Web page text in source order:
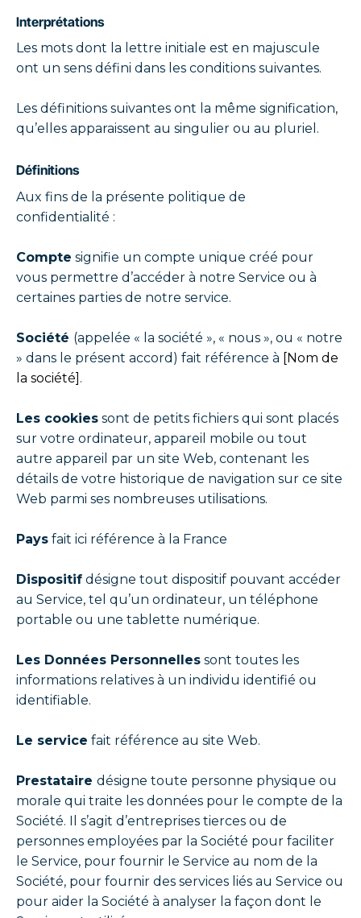
Interprétations
Les mots dont la lettre initiale est en majuscule
ont un sens défini dans les conditions suivantes.
Les définitions suivantes ont la même signification,
qu’elles apparaissent au singulier ou au pluriel.
Définitions
Aux fins de la présente politique de
confidentialité :
Compte signifie un compte unique créé pour
vous permettre d’accéder à notre Service ou à
certaines parties de notre service.
Société (appelée « la société », « nous », ou « notre
» dans le présent accord) fait référence à [Nom de
la société] .
Les cookies sont de petits fichiers qui sont placés
sur votre ordinateur, appareil mobile ou tout
autre appareil par un site Web, contenant les
détails de votre historique de navigation sur ce site
Web parmi ses nombreuses utilisations.
Pays fait ici référence à la France
Dispositif désigne tout dispositif pouvant accéder
au Service, tel qu’un ordinateur, un téléphone
portable ou une tablette numérique.
Les Données Personnelles sont toutes les
informations relatives à un individu identifié ou
identifiable.
Le service fait référence au site Web.
Prestataire désigne toute personne physique ou
morale qui traite les données pour le compte de la
Société. Il s’agit d’entreprises tierces ou de
personnes employées par la Société pour faciliter
le Service, pour fournir le Service au nom de la
Société, pour fournir des services liés au Service ou
pour aider la Société à analyser la façon dont le